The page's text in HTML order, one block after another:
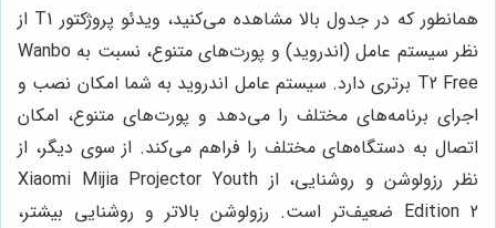
همانطور که در جدول بالا مشاهده می‌کنید، ویدئو پروژکتور T1 از
نظر سیستم عامل (اندروید) و پورت‌های متنوع، نسبت به Wanbo
T2 Free برتری دارد. سیستم عامل اندروید به شما امکان نصب و
اجرای برنامه‌های مختلف را می‌دهد و پورت‌های متنوع، امکان
اتصال به دستگاه‌های مختلف را فراهم می‌کند. از سوی دیگر، از
نظر رزولوشن و روشنایی، از Xiaomi Mijia Projector Youth
Edition 2 ضعیف‌تر است. رزولوشن بالاتر و روشنایی بیشتر،